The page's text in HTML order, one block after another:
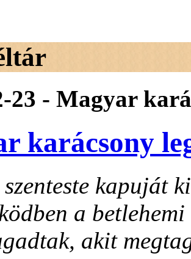
23 - Magyar
karácsony
kapuját
a
akit